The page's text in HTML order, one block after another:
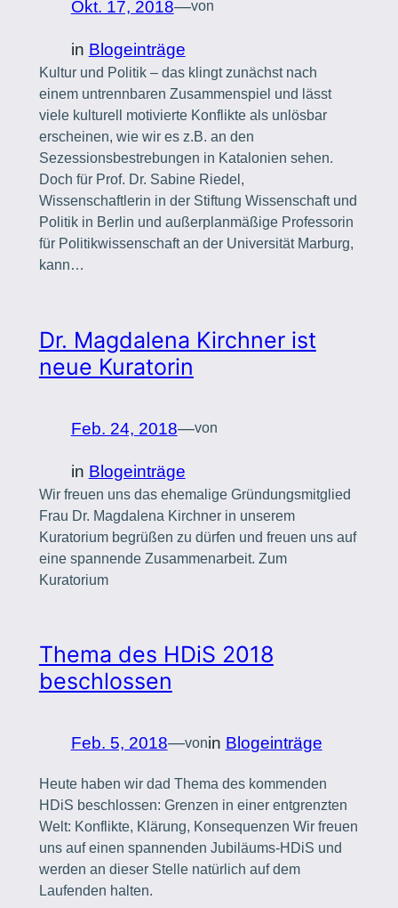
Okt. 17, 2018—von
in Blogeinträge
Kultur und Politik – das klingt zunächst nach
einem untrennbaren Zusammenspiel und lässt
viele kulturell motivierte Konflikte als unlösbar
erscheinen, wie wir es z.B. an den
Sezessionsbestrebungen in Katalonien sehen.
Doch für Prof. Dr. Sabine Riedel,
Wissenschaftlerin in der Stiftung Wissenschaft und
Politik in Berlin und außerplanmäßige Professorin
für Politikwissenschaft an der Universität Marburg,
kann…
Dr. Magdalena Kirchner ist
neue Kuratorin
Feb. 24, 2018—von
in Blogeinträge
Wir freuen uns das ehemalige Gründungsmitglied
Frau Dr. Magdalena Kirchner in unserem
Kuratorium begrüßen zu dürfen und freuen uns auf
eine spannende Zusammenarbeit. Zum
Kuratorium
Thema des HDiS 2018
beschlossen
Feb. 5, 2018—vonin Blogeinträge
Heute haben wir dad Thema des kommenden
HDiS beschlossen: Grenzen in einer entgrenzten
Welt: Konflikte, Klärung, Konsequenzen Wir freuen
uns auf einen spannenden Jubiläums-HDiS und
werden an dieser Stelle natürlich auf dem
Laufenden halten.